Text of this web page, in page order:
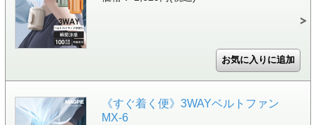
《すぐ着く便》3WAYベルトファン
MX-6